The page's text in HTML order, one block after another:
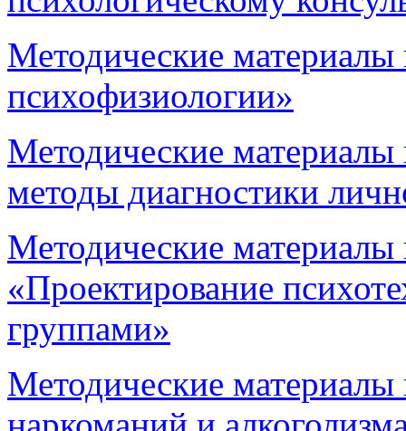
Методические
психофизиологии»
Методические
методы диагностики
Методические
«Проектирование
группами»
Методические